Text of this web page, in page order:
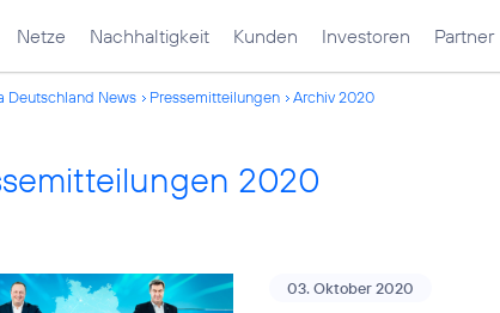
Netze Nachhaltigkeit Kunden Investoren Partner
Deutschland News Pressemitteilungen Archiv 2020
2020
03. Oktober 2020